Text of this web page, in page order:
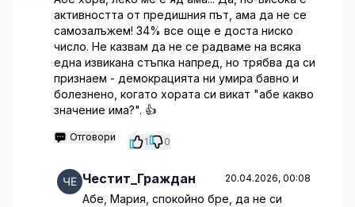
активността от предишния път, ама да не се
самозалъжем! 34% все още е доста ниско
число. Не казвам да не се радваме на всяка
една извикана стъпка напред, но трябва да си
признаем - демокрацията ни умира бавно и
болезнено, когато хората си викат "абе какво
значение има?". 👍
Отговори 1 0
Честит_Граждан 20.04.2026, 00:08
Абе, Мария, спокойно бре, да не си